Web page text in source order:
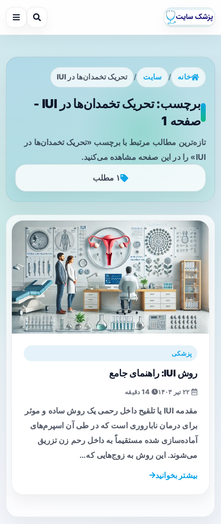
خانه / سایت / تحریک تخمدان‌ها در IUI
برچسب: تحریک تخمدان‌ها در IUI -
صفحه 1
تازه‌ترین مطالب مرتبط با برچسب «تحریک تخمدان‌ها در
IUI» را در این صفحه مشاهده می‌کنید.
۱ مطلب
پزشکی
روش IUI: راهنمای جامع
مقدمه IUI یا تلقیح داخل رحمی یک روش ساده و موثر
برای درمان ناباروری است که در طی آن اسپرم‌های
آماده‌سازی شده مستقیماً به داخل رحم زن تزریق
می‌شوند. این روش به زوج‌هایی که…
بیشتر بخوانید